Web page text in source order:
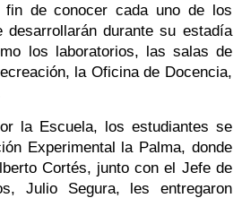
fin de conocer cada uno de los
durante su estadía
los laboratorios, las salas de
la Oficina de Docencia,
la Escuela, los estudiantes se
Experimental la Palma, donde
Cortés, junto con el Jefe de
Julio Segura, les entregaron